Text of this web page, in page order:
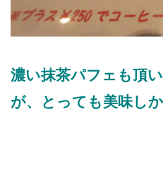
濃い抹茶パフェも頂
が、とっても美味し